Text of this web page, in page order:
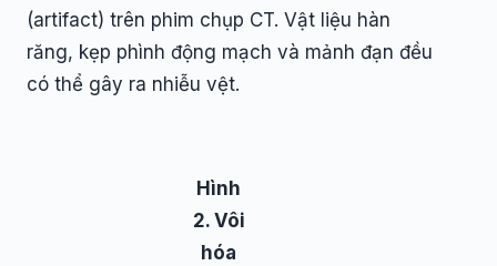
(artifact) trên phim chụp CT. Vật liệu hàn
răng, kẹp phình động mạch và mảnh đạn đều
có thể gây ra nhiễu vệt.
Hình
2. Vôi
hóa